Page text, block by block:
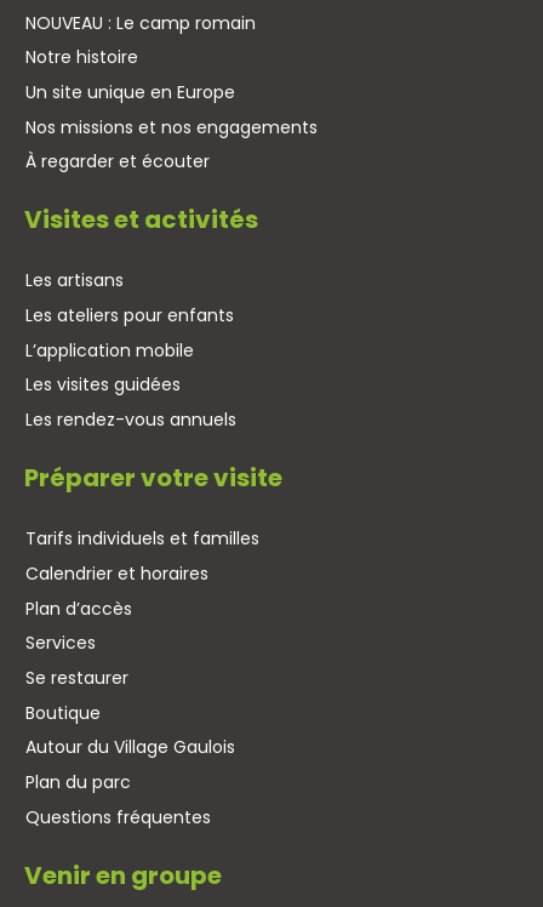
NOUVEAU : Le camp romain
Notre histoire
Un site unique en Europe
Nos missions et nos engagements
À regarder et écouter
Visites et activités
Les artisans
Les ateliers pour enfants
L’application mobile
Les visites guidées
Les rendez-vous annuels
Préparer votre visite
Tarifs individuels et familles
Calendrier et horaires
Plan d’accès
Services
Se restaurer
Boutique
Autour du Village Gaulois
Plan du parc
Questions fréquentes
Venir en groupe